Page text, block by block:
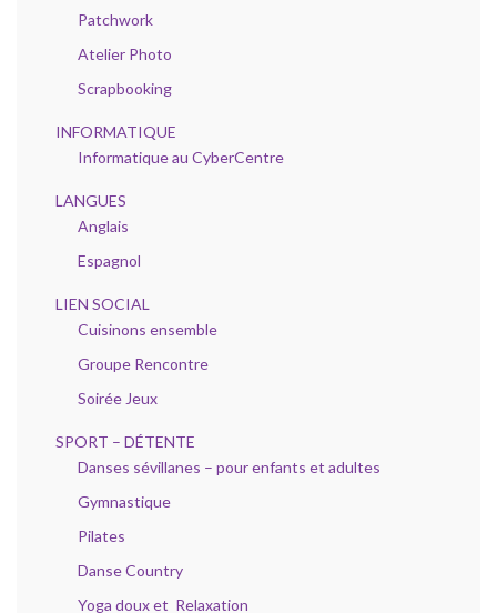
Patchwork
Atelier Photo
Scrapbooking
INFORMATIQUE
Informatique au CyberCentre
LANGUES
Anglais
Espagnol
LIEN SOCIAL
Cuisinons ensemble
Groupe Rencontre
Soirée Jeux
SPORT – DÉTENTE
Danses sévillanes – pour enfants et adultes
Gymnastique
Pilates
Danse Country
Yoga doux et Relaxation